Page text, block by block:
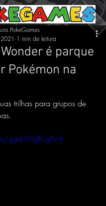
é parque
Pokémon na
1 min de leitura
trilhas para grupos de
ggaLTHqjBCg?t=8